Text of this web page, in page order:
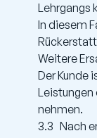
Lehrgangs
In diesem
Weitere
Der Kunde
Leistungen
nehmen.
3.3 Nach